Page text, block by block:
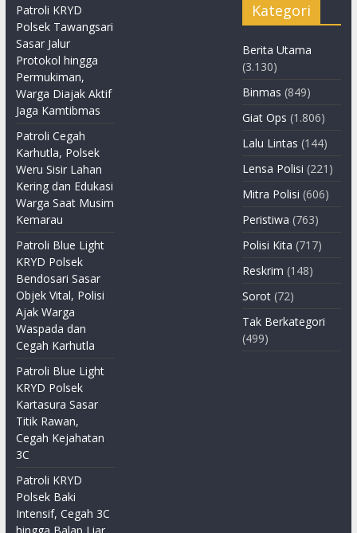
Patroli KRYD
Polsek Tawangsari
Sasar Jalur
Protokol hingga
Permukiman,
Warga Diajak Aktif
Jaga Kamtibmas
Patroli Cegah
Karhutla, Polsek
Weru Sisir Lahan
Kering dan Edukasi
Warga Saat Musim
Kemarau
Patroli Blue Light
KRYD Polsek
Bendosari Sasar
Objek Vital, Polisi
Ajak Warga
Waspada dan
Cegah Karhutla
Patroli Blue Light
KRYD Polsek
Kartasura Sasar
Titik Rawan,
Cegah Kejahatan
3C
Patroli KRYD
Polsek Baki
Intensif, Cegah 3C
Kategori
Berita Utama
(3.130)
Binmas (849)
Giat Ops (1.806)
Lalu Lintas (144)
Lensa Polisi (221)
Mitra Polisi (606)
Peristiwa (763)
Polisi Kita (717)
Reskrim (148)
Sorot (72)
Tak Berkategori
(499)